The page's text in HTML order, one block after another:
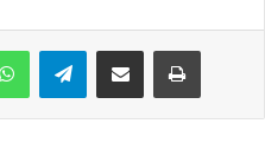
WhatsAppTelegramShare via Email Print